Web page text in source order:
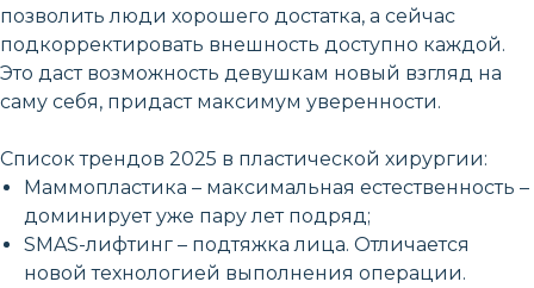
позволить люди хорошего достатка, а сейчас
подкорректировать внешность доступно каждой.
Это даст возможность девушкам новый взгляд на
саму себя, придаст максимум уверенности.
Список трендов 2025 в пластической хирургии:
Маммопластика – максимальная естественность –
доминирует уже пару лет подряд;
SMAS-лифтинг – подтяжка лица. Отличается
новой технологией выполнения операции.